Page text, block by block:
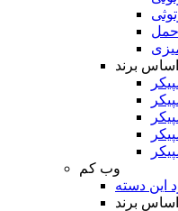
حمل
اساس برند
وب کم
این دسته
برند